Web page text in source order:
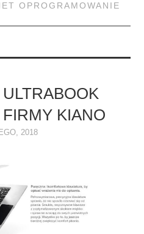
OPROGRAMOWANIE
KIANO
2018